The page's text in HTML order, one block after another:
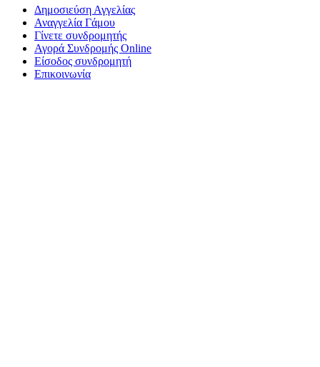
Δημοσιεύση Αγγελίας
Αναγγελία Γάμου
Γίνετε συνδρομητής
Αγορά Συνδρομής Online
Είσοδος συνδρομητή
Επικοινωνία